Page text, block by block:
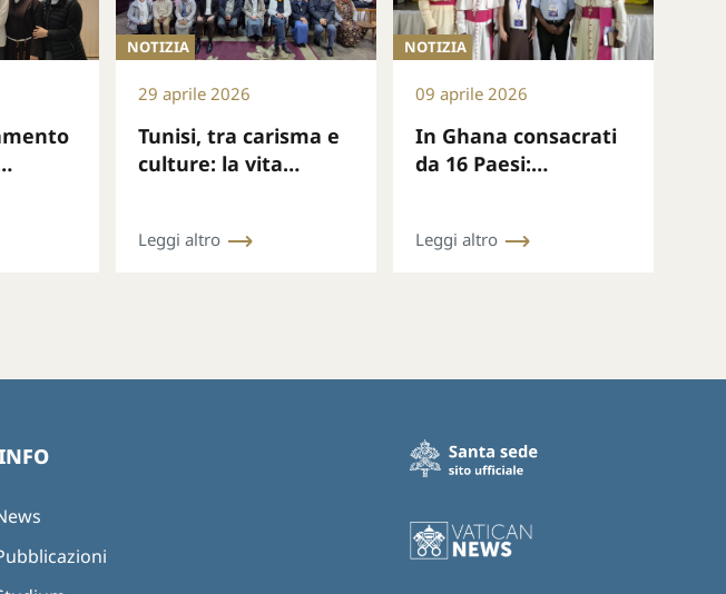
NOTIZIA
29 aprile 2026
Tunisi, tra carisma e
culture: la vita
missione
Leggi altro
NOTIZIA
09 aprile 2026
In Ghana consacrati
da 16 Paesi:
speranza
Leggi altro